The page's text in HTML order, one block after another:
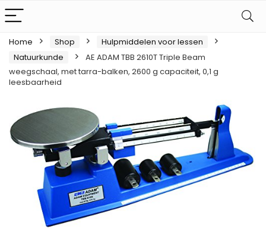
Home Shop
Hulpmiddelen voor lessen
Natuurkunde
AE ADAM TBB 2610T Triple Beam
weegschaal, met tarra-balken, 2600 g capaciteit, 0,1 g
leesbaarheid